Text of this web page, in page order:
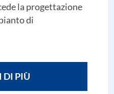
la progettazione
di
DI PIÙ